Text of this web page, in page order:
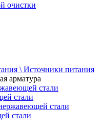
очистки
\ Источники питания
арматура
стали
стали
стали
стали